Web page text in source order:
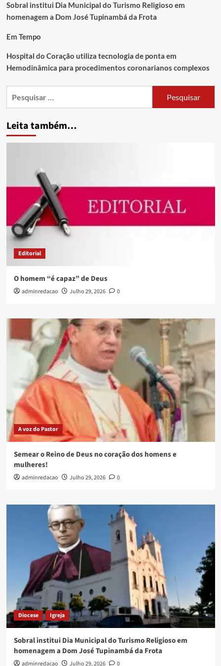
Sobral institui Dia Municipal do Turismo Religioso em
homenagem a Dom José Tupinambá da Frota
Em Tempo
Hospital do Coração utiliza tecnologia de ponta em
Hemodinâmica para procedimentos coronarianos complexos
Leita também…
Editorial
O homem “é capaz” de Deus
adminredacao Julho 29, 2026 0
A voz do Pastor
Semear o Reino de Deus no coração dos homens e
mulheres!
adminredacao Julho 29, 2026 0
Diocese Igreja
Sobral institui Dia Municipal do Turismo Religioso em
homenagem a Dom José Tupinambá da Frota
adminredacao Julho 29, 2026 0